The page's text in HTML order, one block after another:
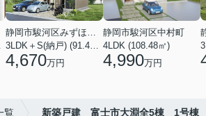
)
静岡市駿河区みずほ２丁目
3LDK＋S(納戸) (91.49㎡)
4,670万円
静岡市駿河区中村町
4LDK (108.48㎡)
4,990万円
覧 新築戸建 富士市大淵全5棟 1号棟